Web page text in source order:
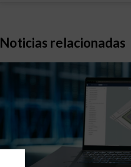
Noticias relacionadas